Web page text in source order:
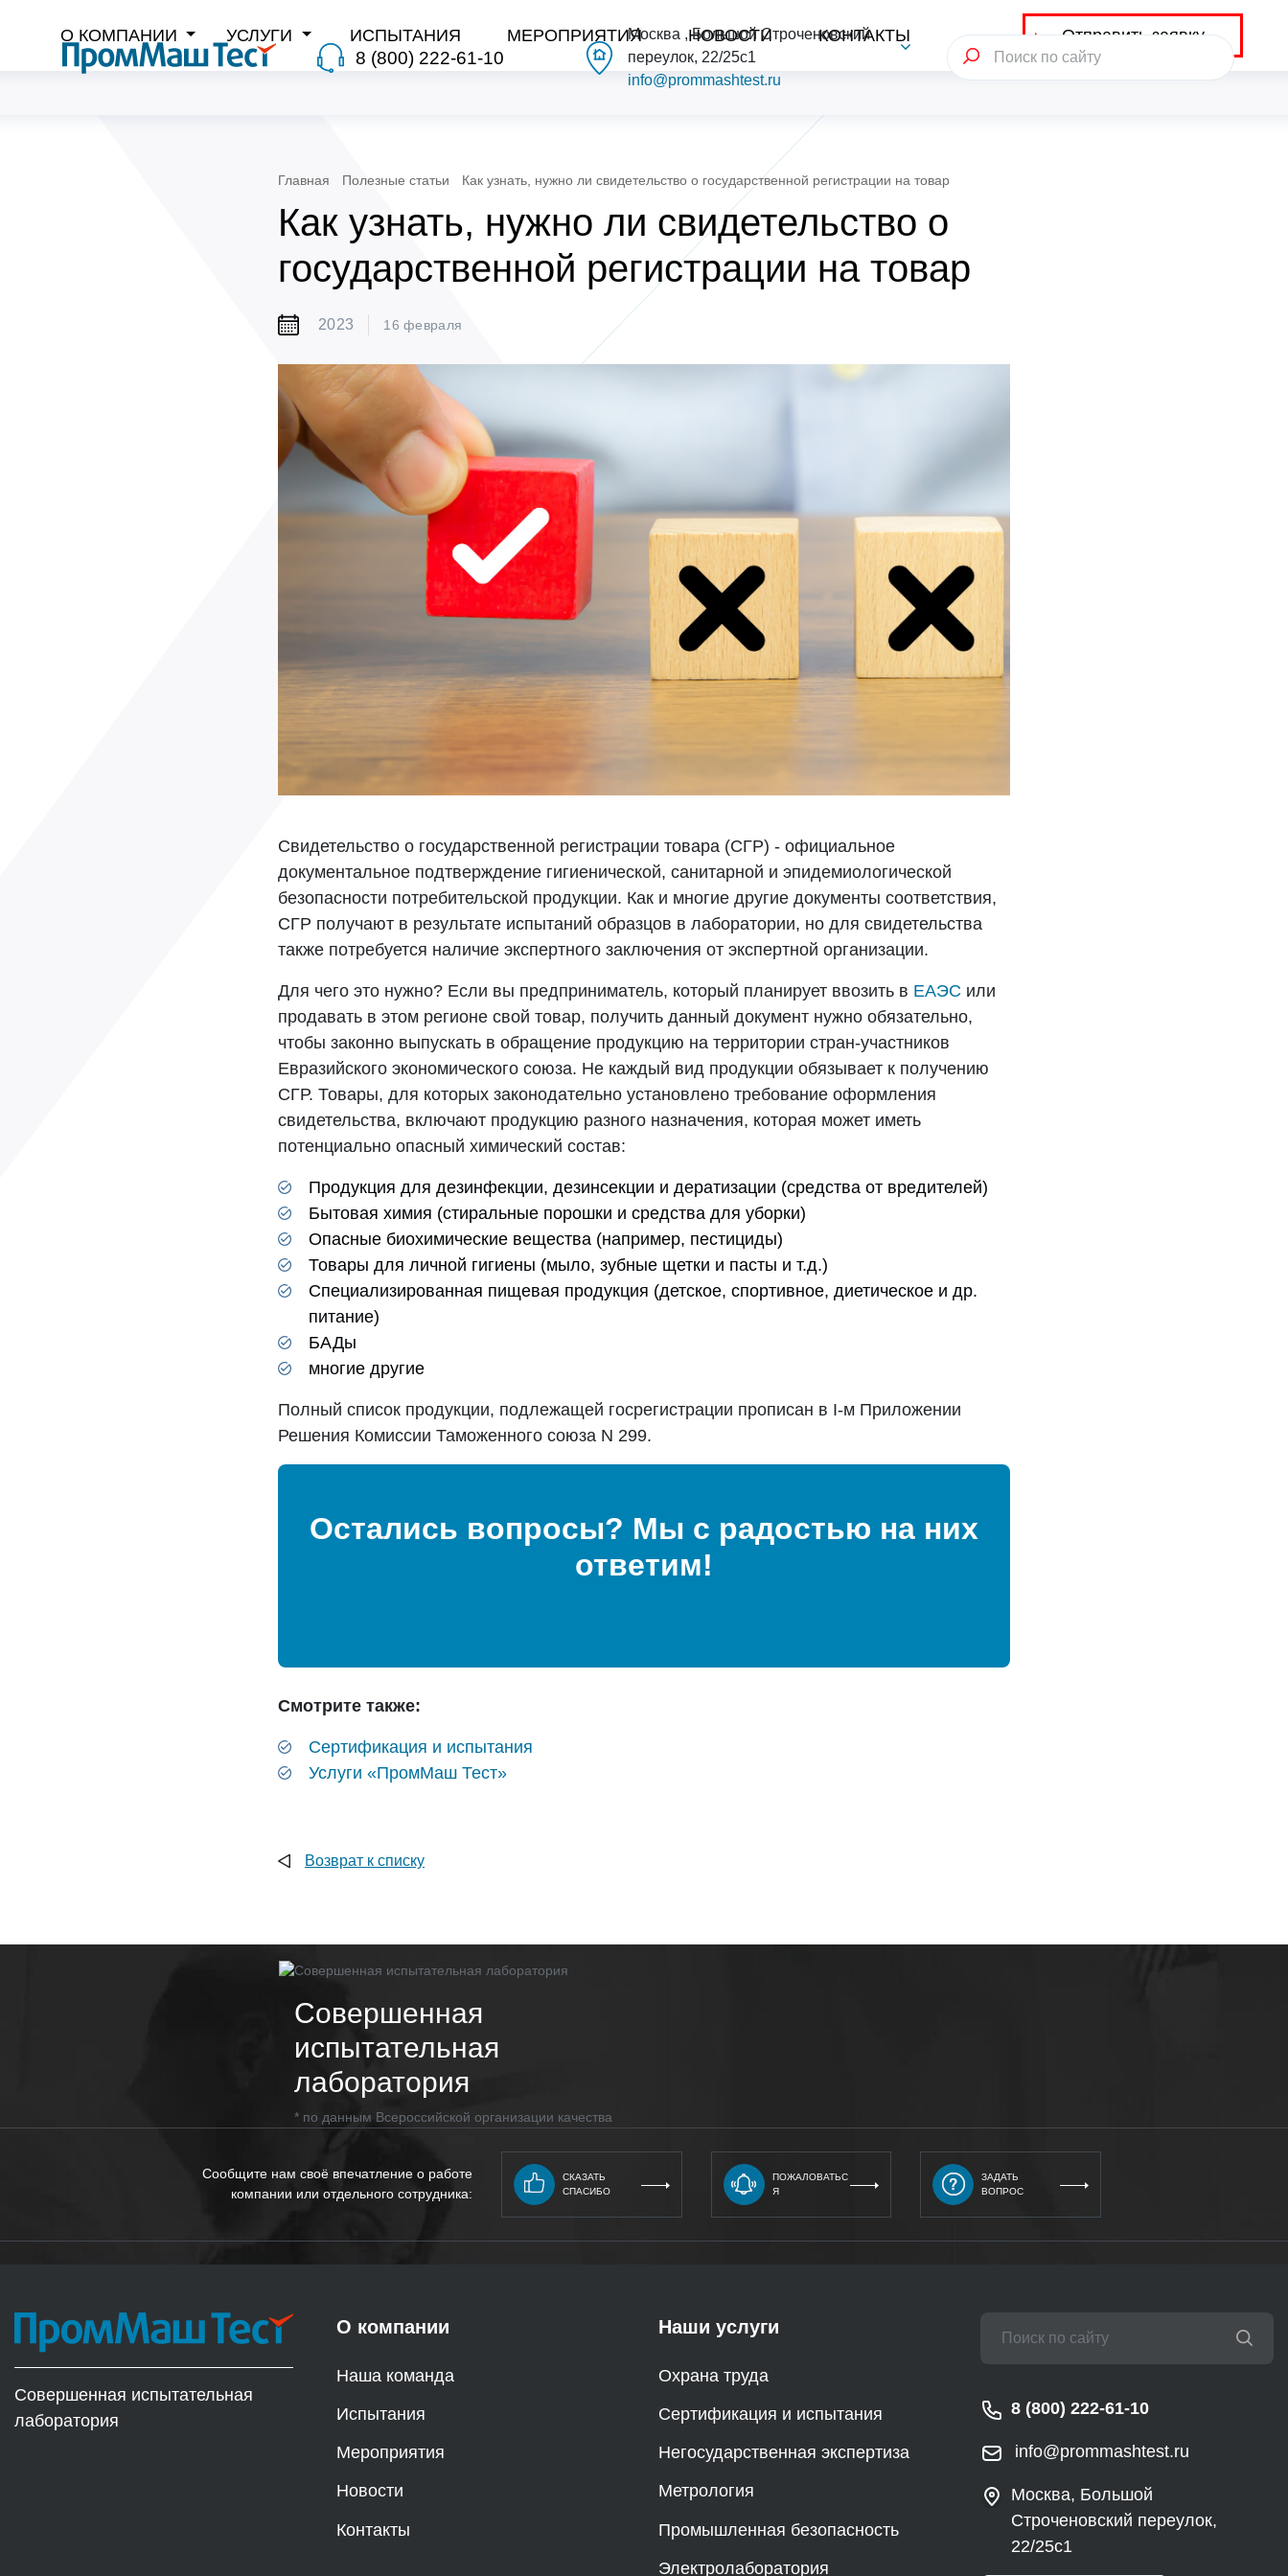
8 (800) 222-61-10
Москва , Большой Строченовский
переулок, 22/25с1
info@prommashtest.ru
О КОМПАНИИ УСЛУГИ ИСПЫТАНИЯ МЕРОПРИЯТИЯ НОВОСТИ КОНТАКТЫ Отправить заявку
Главная Полезные статьи Как узнать, нужно ли свидетельство о государственной регистрации на товар
Как узнать, нужно ли свидетельство о
государственной регистрации на товар
2023 16 февраля
Свидетельство о государственной регистрации товара (СГР) - официальное
документальное подтверждение гигиенической, санитарной и эпидемиологической
безопасности потребительской продукции. Как и многие другие документы соответствия,
СГР получают в результате испытаний образцов в лаборатории, но для свидетельства
также потребуется наличие экспертного заключения от экспертной организации.
Для чего это нужно? Если вы предприниматель, который планирует ввозить в ЕАЭС или
продавать в этом регионе свой товар, получить данный документ нужно обязательно,
чтобы законно выпускать в обращение продукцию на территории стран-участников
Евразийского экономического союза. Не каждый вид продукции обязывает к получению
СГР. Товары, для которых законодательно установлено требование оформления
свидетельства, включают продукцию разного назначения, которая может иметь
потенциально опасный химический состав:
Продукция для дезинфекции, дезинсекции и дератизации (средства от вредителей)
Бытовая химия (стиральные порошки и средства для уборки)
Опасные биохимические вещества (например, пестициды)
Товары для личной гигиены (мыло, зубные щетки и пасты и т.д.)
Специализированная пищевая продукция (детское, спортивное, диетическое и др.
питание)
БАДы
многие другие
Полный список продукции, подлежащей госрегистрации прописан в I-м Приложении
Решения Комиссии Таможенного союза N 299.
Остались вопросы? Мы с радостью на них
ответим!
Смотрите также:
Сертификация и испытания
Услуги «ПромМаш Тест»
Возврат к списку
Совершенная
испытательная
лаборатория
* по данным Всероссийской организации качества
Сообщите нам своё впечатление о работе
компании или отдельного сотрудника:
СКАЗАТЬ
СПАСИБО
ПОЖАЛОВАТЬС
Я
ЗАДАТЬ
ВОПРОС
Совершенная испытательная
лаборатория
О компании
Наша команда
Испытания
Мероприятия
Новости
Контакты
Наши услуги
Охрана труда
Сертификация и испытания
Негосударственная экспертиза
Метрология
Промышленная безопасность
Электролаборатория
8 (800) 222-61-10
info@prommashtest.ru
Москва, Большой
Строченовский переулок,
22/25с1